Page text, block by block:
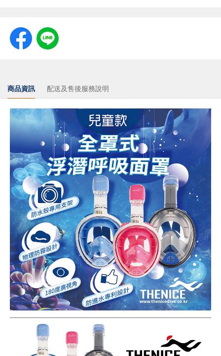
商品資訊 配送及售後服務說明